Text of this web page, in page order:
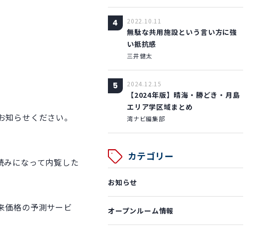
らせください。
になって内覧した
価格の予測サービ
4 2022.10.11
無駄な共用施設という言い方に強
い抵抗感
三井健太
5 2024.12.15
【2024年版】晴海・勝どき・月島
エリア学区域まとめ
湾ナビ編集部
カテゴリー
お知らせ
オープンルーム情報